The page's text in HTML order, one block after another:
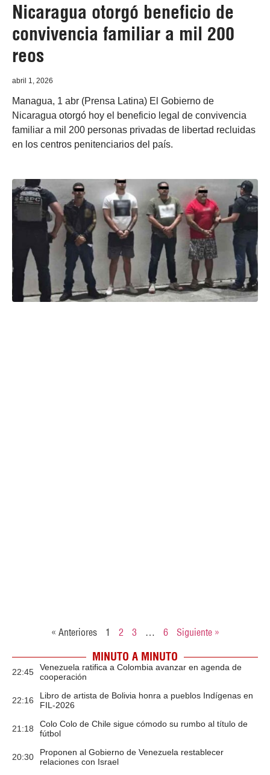
Nicaragua otorgó beneficio de
convivencia familiar a mil 200
reos
abril 1, 2026
Managua, 1 abr (Prensa Latina) El Gobierno de
Nicaragua otorgó hoy el beneficio legal de convivencia
familiar a mil 200 personas privadas de libertad recluidas
en los centros penitenciarios del país.
« Anteriores 1 2 3 … 6 Siguiente »
MINUTO A MINUTO
22:45
Venezuela ratifica a Colombia avanzar en agenda de
cooperación
22:16
Libro de artista de Bolivia honra a pueblos Indígenas en
FIL-2026
21:18
Colo Colo de Chile sigue cómodo su rumbo al título de
fútbol
20:30
Proponen al Gobierno de Venezuela restablecer
relaciones con Israel